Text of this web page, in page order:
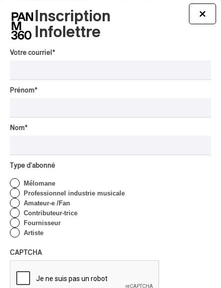
Présence autochtone | Big
Tones et DJ Shub,
indigènes du présent et de
MUSIQUES DU MONDE
POP/INDIGENOUS SOUL MUSIC
Place des Festivals
CRITIQUE D'ALBUM
×
Inscription
Infolettre
Votre courriel *
Prénom*
Nom*
Type d'abonné
Mélomane
Professionnel industrie musicale
Amateur-e /Fan
Contributeur-trice
Fournisseur
Artiste
CAPTCHA